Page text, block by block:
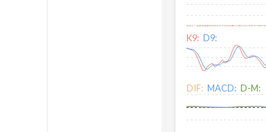
K9: D9:
DIF: MACD: D-M: